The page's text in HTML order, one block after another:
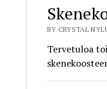
BY CRYSTAL
Tervetuloa